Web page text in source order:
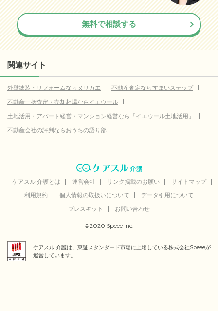
無料で相談する
関連サイト
外壁塗装・リフォームならヌリカエ
不動産査定ならすまいステップ
不動産一括査定・売却相場ならイエウール
土地活用・アパート経営・マンション経営なら「イエウール土地活用」
不動産会社の評判ならおうちの語り部
ケアスル 介護とは 運営会社 リンク掲載のお願い
サイトマップ
利用規約
個人情報の取扱いについて
データ引用について
プレスキット
お問い合わせ
©2020 Speee Inc.
ケアスル 介護は、東証スタンダード市場に上場している株式会社Speeeが
運営しています。